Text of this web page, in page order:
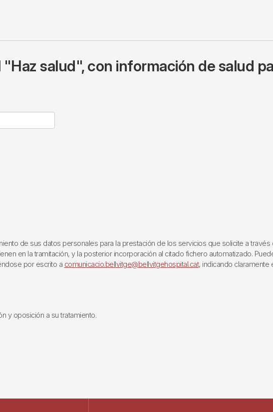
salud", con información de salud
de sus datos personales para la prestación de los servicios que solicite a través
en la tramitación, y la posterior incorporación al citado fichero automatizado.
por escrito a comunicacio.bellvitge@bellvitgehospital.cat, indicando claramente
y oposición a su tratamiento.